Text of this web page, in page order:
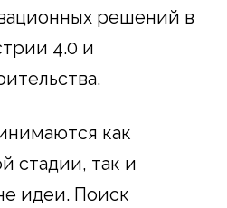
решений в
4.0 и
как
стадии, так и
идеи. Поиск